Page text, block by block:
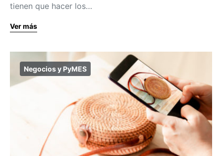
tienen que hacer los…
Ver más
Negocios y PyMES